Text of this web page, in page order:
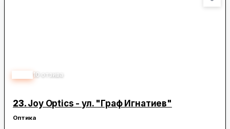
10 отзива
23. Joy Optics - ул. "Граф Игнатиев"
Оптика